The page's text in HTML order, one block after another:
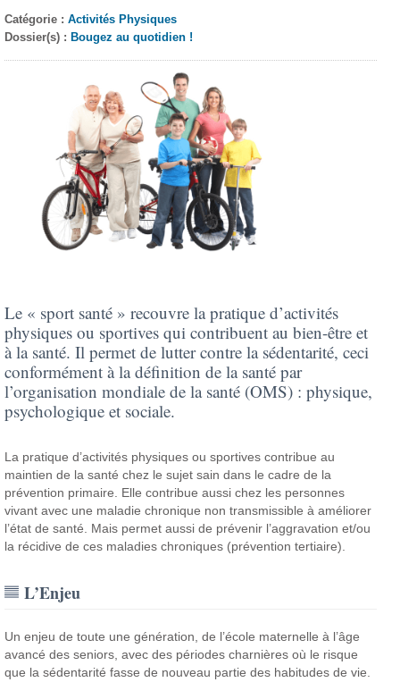
Catégorie :Activités Physiques
Dossier(s) : Bougez au quotidien !
Le « sport santé » recouvre la pratique d’activités
physiques ou sportives qui contribuent au bien-être et
à la santé. Il permet de lutter contre la sédentarité, ceci
conformément à la définition de la santé par
l’organisation mondiale de la santé (OMS) : physique,
psychologique et sociale.
La pratique d’activités physiques ou sportives contribue au
maintien de la santé chez le sujet sain dans le cadre de la
prévention primaire. Elle contribue aussi chez les personnes
vivant avec une maladie chronique non transmissible à améliorer
l’état de santé. Mais permet aussi de prévenir l’aggravation et/ou
la récidive de ces maladies chroniques (prévention tertiaire).
L’Enjeu
Un enjeu de toute une génération, de l’école maternelle à l’âge
avancé des seniors, avec des périodes charnières où le risque
que la sédentarité fasse de nouveau partie des habitudes de vie.